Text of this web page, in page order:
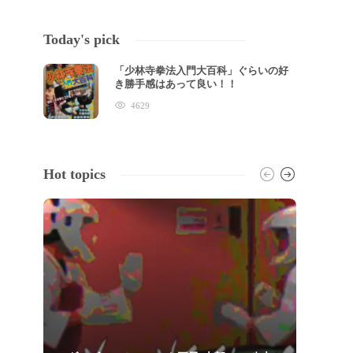
Today's pick
「少林寺拳法入門大百科」ぐらいの好
き勝手感はあって良い！！
4629
Hot topics